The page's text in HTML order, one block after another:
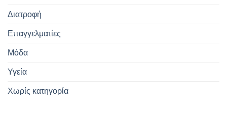
Διατροφή
Επαγγελματίες
Μόδα
Υγεία
Χωρίς κατηγορία